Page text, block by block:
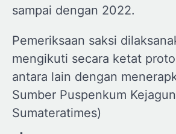
sampai dengan 2022.
Pemeriksaan saksi
mengikuti secara ketat
antara lain dengan
Sumber Puspenkum
Sumateratimes)